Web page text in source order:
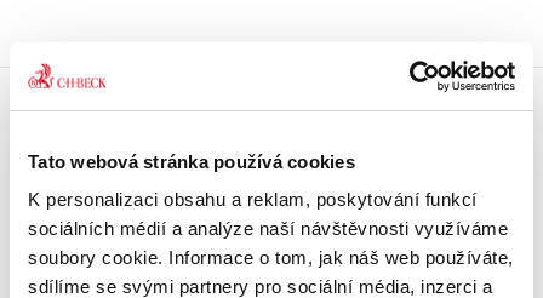
Tato webová stránka používá cookies
K personalizaci obsahu a reklam, poskytování funkcí
sociálních médií a analýze naší návštěvnosti využíváme
soubory cookie. Informace o tom, jak náš web používáte,
sdílíme se svými partnery pro sociální média, inzerci a
Získejte dopravu zdarma
Tradiční nakladatelství
Působíme na trhu přes 30 let.